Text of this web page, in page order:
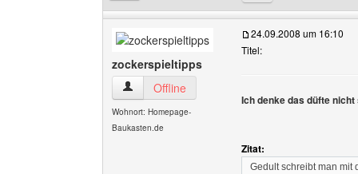
zockerspieltipps
zockerspieltipps Benutzer-Profile anzeigen
Offline
Wohnort: Homepage-
Baukasten.de
24.09.2008 um 16:10
Titel:
Ich denke das düfte
Zitat:
Gedult schreibt man mit